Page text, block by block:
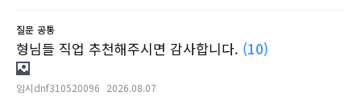
질문 공통
형님들 직업 추천해주시면 감사합니다. (10)
임시dnf310520096 2026.08.07